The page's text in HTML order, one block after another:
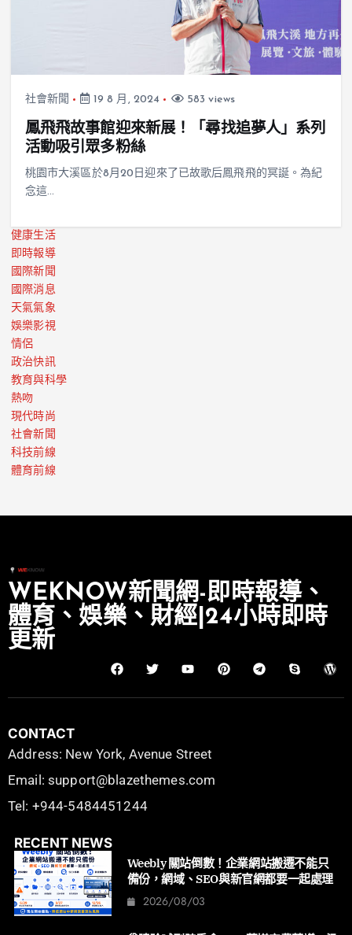
社會新聞 19 8 月, 2024 583 views
鳳飛飛故事館迎來新展！「尋找追夢人」系列
活動吸引眾多粉絲
桃園市大溪區於8月20日迎來了已故歌后鳳飛飛的冥誕。為紀
念這…
健康生活
即時報導
國際新聞
國際消息
天氣氣象
娛樂影視
情侶
政治快訊
教育與科學
熱吻
現代時尚
社會新聞
科技前線
體育前線
WEKNOW新聞網-即時報導、
體育、娛樂、財經|24小時即時
更新
CONTACT
Address: New York, Avenue Street
Email: support@blazethemes.com
Tel: +944-5484451244
RECENT NEWS
Weebly 關站倒數！企業網站搬遷不能只
備份，網域、SEO與新官網都要一起處理
2026/08/03